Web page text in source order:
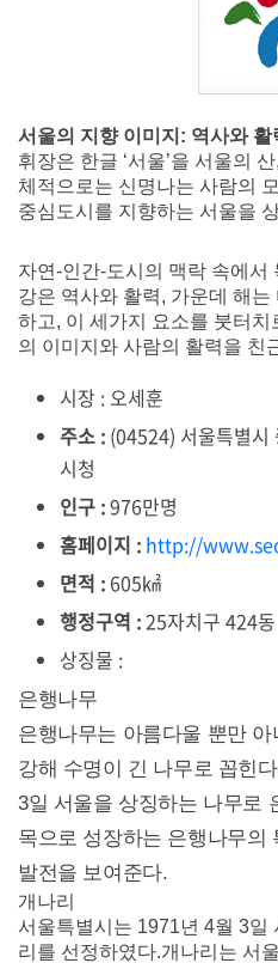
서울의 지향 이미지: 역사와 활
휘장은 한글 ‘서울’을 서울의
체적으로는 신명나는 사람의
중심도시를 지향하는 서울을
자연-인간-도시의 맥락 속에서
강은 역사와 활력, 가운데 해
하고, 이 세가지 요소를 붓터
의 이미지와 사람의 활력을 친
시장 : 오세훈
주소 : (04524) 서울특별시
시청
인구 :976만명
홈페이지 : http://
면적 : 605㎢
행정구역 :25자치구 424동
상징물 :
은행나무
은행나무는 아름다울 뿐만
강해 수명이 긴 나무로 꼽힌
3일 서울을 상징하는 나무로
목으로 성장하는 은행나무의
발전을 보여준다.
개나리
서울특별시는 1971년 4월 3일
리를 선정하였다.개나리는 서